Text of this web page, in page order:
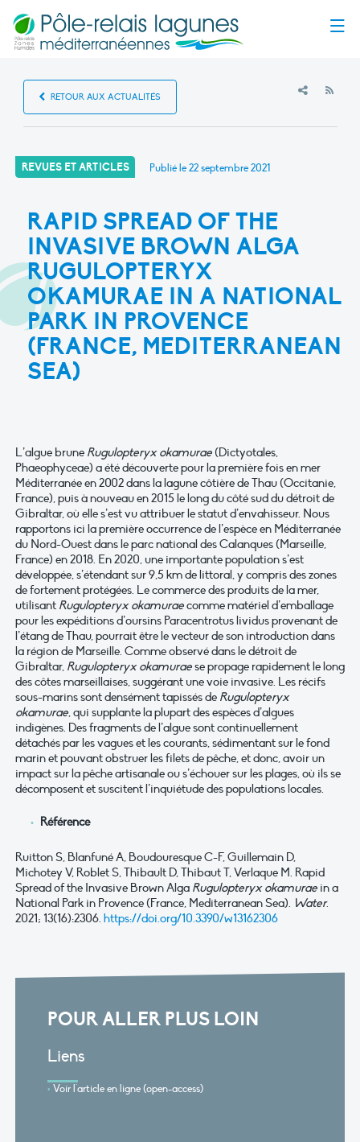
RETOUR AUX ACTUALITÉS
REVUES ET ARTICLES Publié le22 septembre 2021
RAPID SPREAD OF THE
INVASIVE BROWN ALGA
RUGULOPTERYX
OKAMURAE IN A NATIONAL
PARK IN PROVENCE
(FRANCE, MEDITERRANEAN
SEA)
L’algue brune Rugulopteryx okamurae(Dictyotales,
Phaeophyceae) a été découverte pour la première fois en mer
Méditerranée en 2002 dans la lagune côtière de Thau (Occitanie,
France), puis à nouveau en 2015 le long du côté sud du détroit de
Gibraltar, où elle s’est vu attribuer le statut d’envahisseur. Nous
rapportons ici la première occurrence de l’espèce en Méditerranée
du Nord-Ouest dans le parc national des Calanques (Marseille,
France) en 2018. En 2020, une importante population s’est
développée, s’étendant sur 9,5 km de littoral, y compris des zones
de fortement protégées. Le commerce des produits de la mer,
utilisant Rugulopteryx okamuraecomme matériel d’emballage
pour les expéditions d’oursins Paracentrotus lividus provenant de
l’étang de Thau, pourrait être le vecteur de son introduction dans
la région de Marseille. Comme observé dans le détroit de
Gibraltar, Rugulopteryx okamuraese propage rapidement le long
des côtes marseillaises, suggérant une voie invasive. Les récifs
sous-marins sont densément tapissés de Rugulopteryx
okamurae, qui supplante la plupart des espèces d’algues
indigènes. Des fragments de l’algue sont continuellement
détachés par les vagues et les courants, sédimentant sur le fond
marin et pouvant obstruer les filets de pêche, et donc, avoir un
impact sur la pêche artisanale ou s’échouer sur les plages, où ils se
décomposent et suscitent l’inquiétude des populations locales.
Référence
Ruitton S, Blanfuné A, Boudouresque C-F, Guillemain D,
Michotey V, Roblet S, Thibault D, Thibaut T, Verlaque M. Rapid
Spread of the Invasive Brown Alga Rugulopteryx okamurae in a
National Park in Provence (France, Mediterranean Sea). Water.
2021; 13(16):2306. https://doi.org/10.3390/w13162306
POUR ALLER PLUS LOIN
Liens
Voir l'article en ligne (open-access)